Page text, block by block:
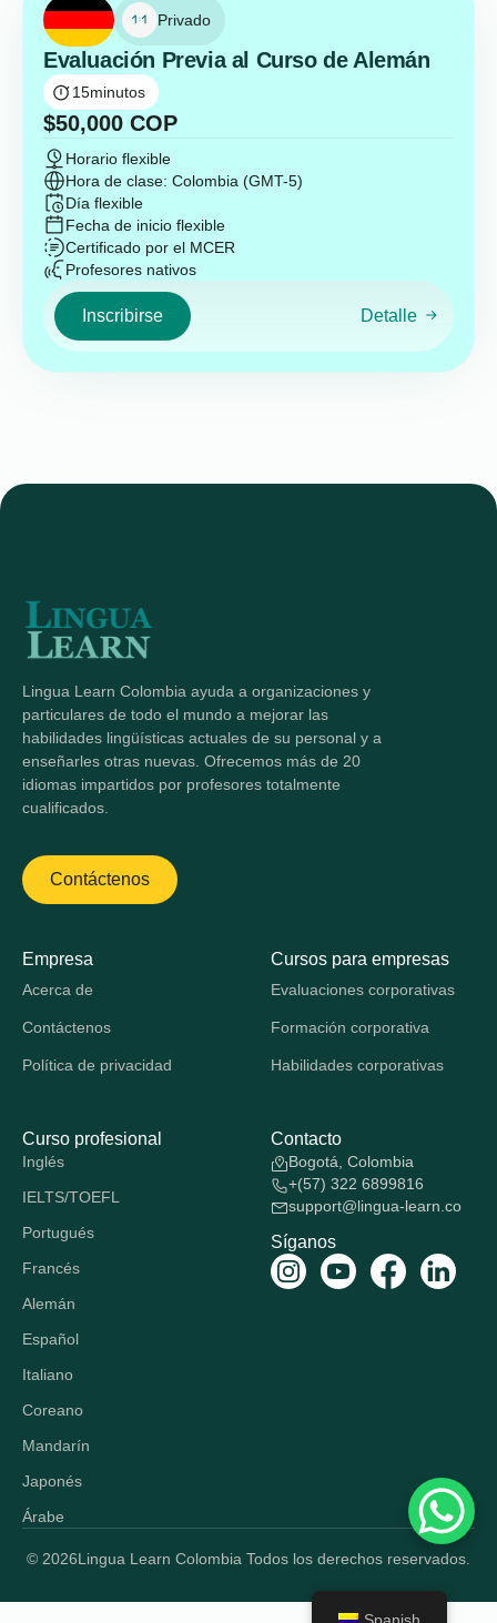
Privado
Evaluación Previa al Curso de Alemán
15minutos
$50,000 COP
Horario flexible
Hora de clase: Colombia (GMT-5)
Día flexible
Fecha de inicio flexible
Certificado por el MCER
Profesores nativos
Inscribirse Detalle
Lingua Learn Colombia ayuda a organizaciones y
particulares de todo el mundo a mejorar las
habilidades lingüísticas actuales de su personal y a
enseñarles otras nuevas. Ofrecemos más de 20
idiomas impartidos por profesores totalmente
cualificados.
Contáctenos
Empresa
Acerca de
Contáctenos
Política de privacidad
Cursos para empresas
Evaluaciones corporativas
Formación corporativa
Habilidades corporativas
Curso profesional
Inglés
IELTS/TOEFL
Portugués
Francés
Alemán
Español
Italiano
Coreano
Mandarín
Japonés
Árabe
Contacto
Bogotá, Colombia
+(57) 322 6899816
support@lingua-learn.co
Síganos
© 2026Lingua Learn Colombia Todos los derechos reservados.